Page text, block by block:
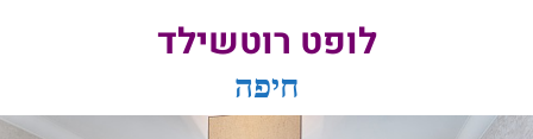
לופט רוטשילד
חיפה